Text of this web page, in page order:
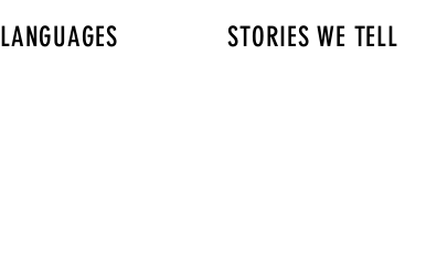
LANGUAGES STORIES WE TELL